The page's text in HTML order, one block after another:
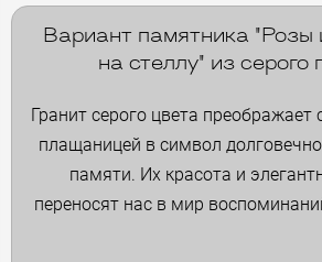
Вариант памятника "Розы
на стеллу" из серого
Гранит серого цвета преображает
плащаницей в символ
памяти. Их красота и
переносят нас в мир